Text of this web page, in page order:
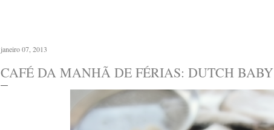
janeiro 07, 2013
CAFÉ DA MANHÃ DE FÉRIAS: DUTCH BABY